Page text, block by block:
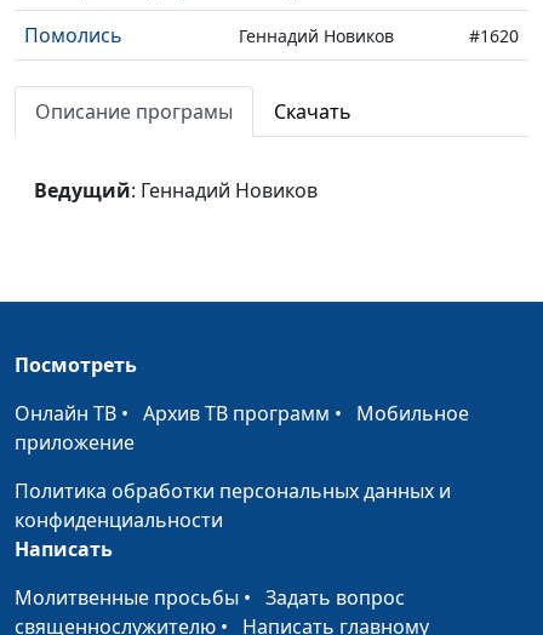
Помолись Геннадий Новиков #1620
Забытый Христос Геннадий Новиков
Геннадий Новиков #1618
Сычевская,
Твоя любовь
Юлия Бондарева, Мария
Любовь Твоя
Юлия Бондарева, Мария
Описание програмы Скачать
Ведущий: Геннадий Новиков
Посмотреть
Онлайн ТВ • Архив ТВ программ • Мобильное
приложение
Политика обработки персональных данных и
конфиденциальности
Написать
Молитвенные просьбы • Задать вопрос
священнослужителю • Написать главному